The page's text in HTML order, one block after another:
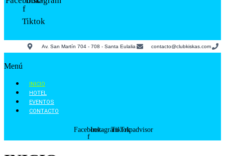
f
Tiktok
Av. San Martín 704 - 708 - Santa Eulalia contacto@clubkiskas.com
Menú
INICIO
HOTEL
EVENTOS
CONTACTO
Facebook-
f
InstagramTiktokTripadvisor